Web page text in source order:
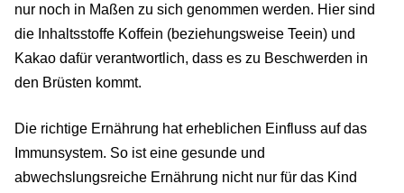
nur noch in Maßen zu sich genommen werden. Hier sind
die Inhaltsstoffe Koffein (beziehungsweise Teein) und
Kakao dafür verantwortlich, dass es zu Beschwerden in
den Brüsten kommt.
Die richtige Ernährung hat erheblichen Einfluss auf das
Immunsystem. So ist eine gesunde und
abwechslungsreiche Ernährung nicht nur für das Kind